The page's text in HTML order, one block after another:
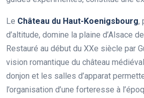
Le Château du Haut-Koenigsbourg,
d’altitude, domine la plaine d’Alsace
Restauré au début du XXe siècle par
vision romantique du château
donjon et les salles d’apparat
l’organisation d’une forteresse à